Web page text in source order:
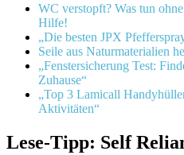
WC verstopft? Was tun
Hilfe!
„Die besten JPX
Seile aus Naturmaterialien
„Fenstersicherung Test:
Zuhause“
„Top 3 Lamicall
Aktivitäten“
Lese-Tipp: Self